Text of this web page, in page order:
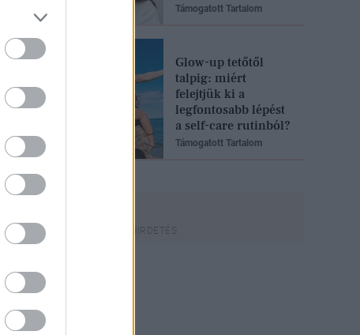
Támogatott Tartalom
Glow-up tetőtől
talpig: miért
felejtjük ki a
legfontosabb lépést
a self-care rutinból?
Támogatott Tartalom